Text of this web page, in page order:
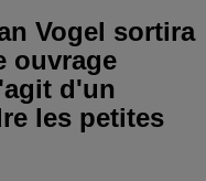
Vogel sortira
ouvrage
d'un
les petites